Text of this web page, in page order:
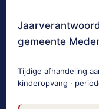
gemeente
Tijdige afhandeling
kinderopvang ·